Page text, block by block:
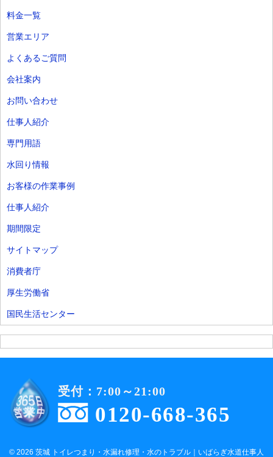
料金一覧
営業エリア
よくあるご質問
会社案内
お問い合わせ
仕事人紹介
専門用語
水回り情報
お客様の作業事例
仕事人紹介
期間限定
サイトマップ
消費者庁
厚生労働省
国民生活センター
0120-668-365
受付：7:00～21:00
© 2026 茨城 トイレつまり・水漏れ修理・水のトラブル｜いばらぎ水道仕事人